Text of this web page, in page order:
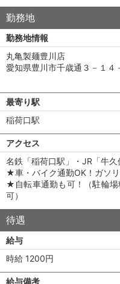
勤務地
勤務地情報
丸亀製麺豊川店
愛知県豊川市千歳通３－１４
最寄り駅
稲荷口駅
アクセス
名鉄「稲荷口駅」・JR「牛
★車・バイク通勤OK！ガソリ
★自転車通勤も可！（駐輪場
可）
待遇
給与
時給 1200円
給与備考